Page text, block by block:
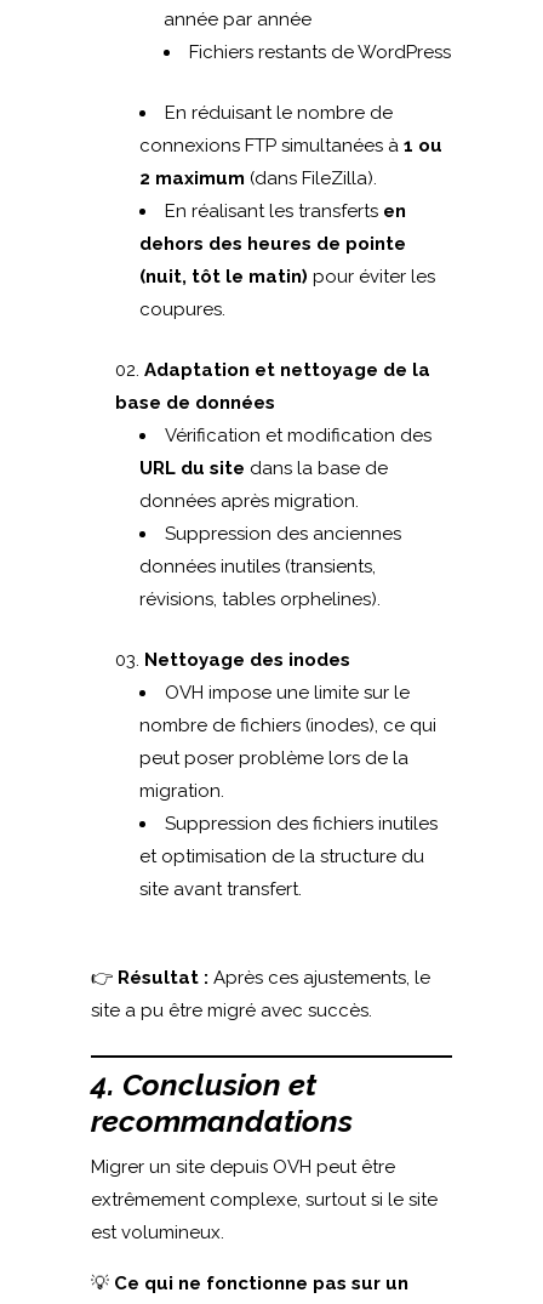
année par année
Fichiers restants de WordPress
En réduisant le nombre de
connexions FTP simultanées à 1 ou
2 maximum (dans FileZilla).
En réalisant les transferts en
dehors des heures de pointe
(nuit, tôt le matin) pour éviter les
coupures.
Adaptation et nettoyage de la
base de données
Vérification et modification des
URL du site dans la base de
données après migration.
Suppression des anciennes
données inutiles (transients,
révisions, tables orphelines).
Nettoyage des inodes
OVH impose une limite sur le
nombre de fichiers (inodes), ce qui
peut poser problème lors de la
migration.
Suppression des fichiers inutiles
et optimisation de la structure du
site avant transfert.
👉 Résultat : Après ces ajustements, le
site a pu être migré avec succès.
4. Conclusion et
recommandations
Migrer un site depuis OVH peut être
extrêmement complexe, surtout si le site
est volumineux.
💡 Ce qui ne fonctionne pas sur un